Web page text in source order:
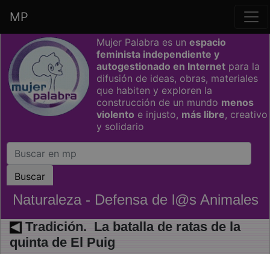
Saltar grupo de enlaces
MP
Mujer Palabra es un espacio
feminista independiente y
autogestionado en Internet para la
difusión de ideas, obras, materiales
que habiten y exploren la
construcción de un mundo menos
violento e injusto, más libre, creativo
y solidario
Naturaleza - Defensa de l@s Animales
Tradición. La batalla de ratas de la
quinta de El Puig